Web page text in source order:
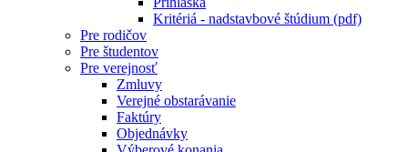
Kritériá - nadstavbové štúdium (pdf)
Pre rodičov
Pre študentov
Pre verejnosť
Zmluvy
Verejné obstarávanie
Faktúry
Objednávky